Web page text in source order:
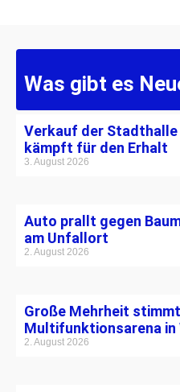
Was gibt es
Verkauf der
kämpft für den Erhalt
3. August 2026
Auto prallt gegen
am Unfallort
2. August 2026
Große Mehrheit
Multifunktionsarena in
2. August 2026